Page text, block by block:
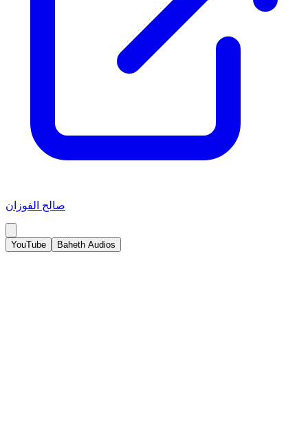
صالح الفوزان
YouTube Baheth Audios